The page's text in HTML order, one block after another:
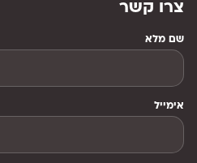
צרו קשר
שם מלא
אימייל